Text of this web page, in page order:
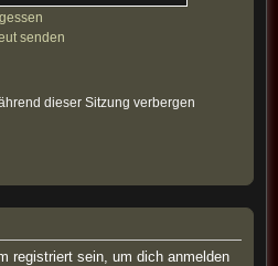
senden
dieser Sitzung verbergen
registriert sein, um dich anmelden